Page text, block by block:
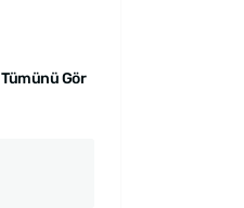
Tümünü Gör